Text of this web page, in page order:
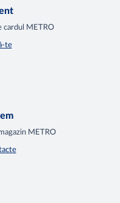
cardul METRO
te
METRO